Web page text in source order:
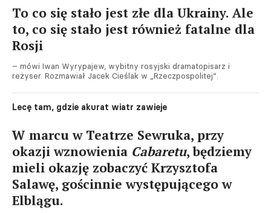
To co się stało jest złe dla Ukrainy. Ale
to, co się stało jest również fatalne dla
Rosji
– mówi Iwan Wyrypajew, wybitny rosyjski dramatopisarz i
reżyser. Rozmawiał Jacek Cieślak w „Rzeczpospolitej”.
Lecę tam, gdzie akurat wiatr zawieje
W marcu w Teatrze Sewruka, przy
okazji wznowienia Cabaretu, będziemy
mieli okazję zobaczyć Krzysztofa
Salawę, gościnnie występującego w
Elblągu.